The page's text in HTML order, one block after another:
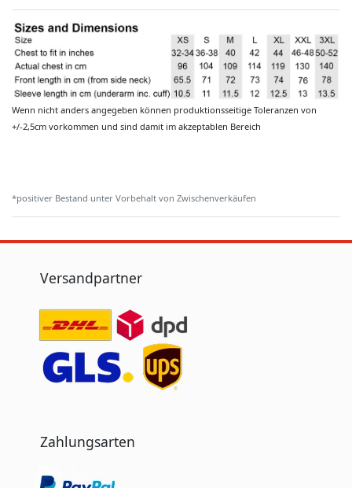
Wenn nicht anders angegeben können produktionsseitige Toleranzen von
+/-2,5cm vorkommen und sind damit im akzeptablen Bereich
*positiver Bestand unter Vorbehalt von Zwischenverkäufen
Versandpartner
Zahlungsarten